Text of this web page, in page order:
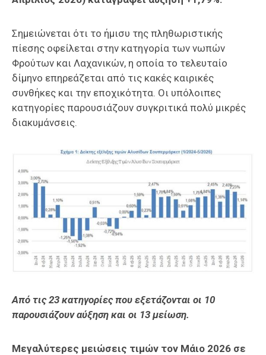
Σημειώνεται ότι το ήμισυ της πληθωριστικής
πίεσης οφείλεται στην κατηγορία των νωπών
Φρούτων και Λαχανικών, η οποία το τελευταίο
δίμηνο επηρεάζεται από τις κακές καιρικές
συνθήκες και την εποχικότητα. Οι υπόλοιπες
κατηγορίες παρουσιάζουν συγκριτικά πολύ μικρές
διακυμάνσεις.
Από τις 23 κατηγορίες που εξετάζονται οι 10
παρουσιάζουν αύξηση και οι 13 μείωση.
Μεγαλύτερες μειώσεις τιμών τον Μάιο 2026 σε